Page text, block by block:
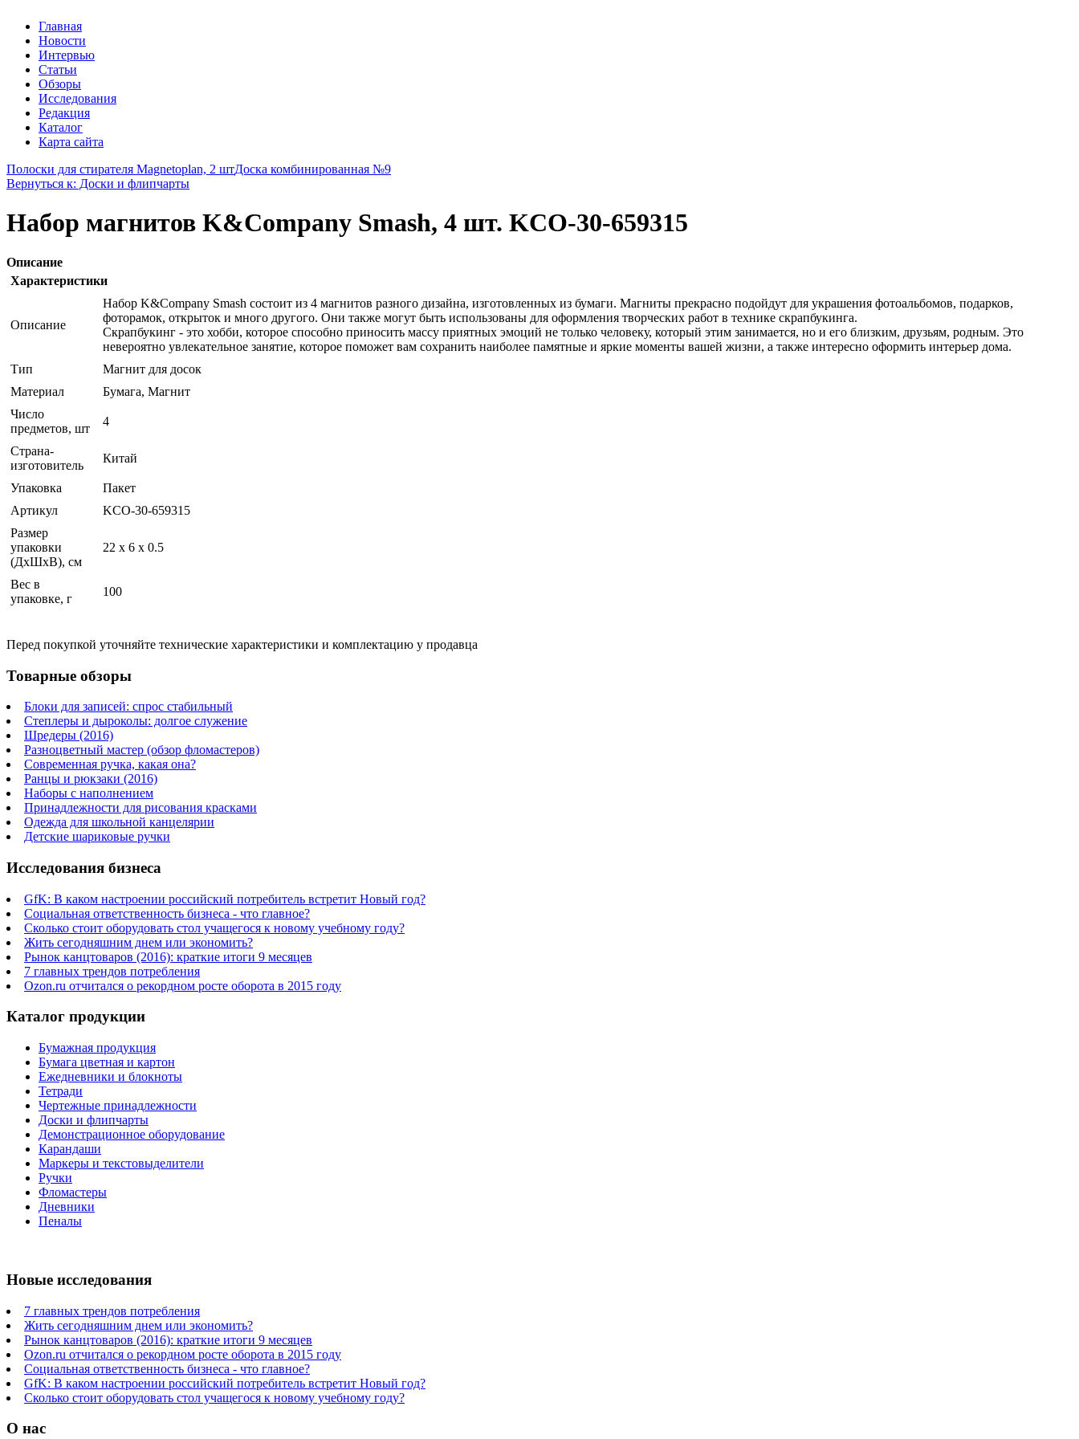
Главная
Новости
Интервью
Статьи
Обзоры
Исследования
Редакция
Каталог
Карта сайта
Полоски для стирателя Magnetoplan, 2 штДоска комбинированная №9
Вернуться к: Доски и флипчарты
Набор магнитов K&Company Smash, 4 шт. KCO-30-659315
Описание
Характеристики
Описание
Набор K&Company Smash состоит из 4 магнитов разного дизайна, изготовленных из бумаги. Магниты прекрасно подойдут для украшения фотоальбомов, подарков,
фоторамок, открыток и много другого. Они также могут быть использованы для оформления творческих работ в технике скрапбукинга.
Скрапбукинг - это хобби, которое способно приносить массу приятных эмоций не только человеку, который этим занимается, но и его близким, друзьям, родным. Это
невероятно увлекательное занятие, которое поможет вам сохранить наиболее памятные и яркие моменты вашей жизни, а также интересно оформить интерьер дома.
Тип
Магнит для досок
Материал
Бумага, Магнит
Число
предметов, шт
4
Страна-
изготовитель
Китай
Упаковка
Пакет
Артикул
KCO-30-659315
Размер
упаковки
(ДхШхВ), см
22 x 6 x 0.5
Вес в
упаковке, г
100
Перед покупкой уточняйте технические характеристики и комплектацию у продавца
Товарные обзоры
Блоки для записей: спрос стабильный
Степлеры и дыроколы: долгое служение
Шредеры (2016)
Разноцветный мастер (обзор фломастеров)
Современная ручка, какая она?
Ранцы и рюкзаки (2016)
Наборы с наполнением
Принадлежности для рисования красками
Одежда для школьной канцелярии
Детские шариковые ручки
Исследования бизнеса
GfK: В каком настроении российский потребитель встретит Новый год?
Социальная ответственность бизнеса - что главное?
Сколько стоит оборудовать стол учащегося к новому учебному году?
Жить сегодняшним днем или экономить?
Рынок канцтоваров (2016): краткие итоги 9 месяцев
7 главных трендов потребления
Ozon.ru отчитался о рекордном росте оборота в 2015 году
Каталог продукции
Бумажная продукция
Бумага цветная и картон
Ежедневники и блокноты
Тетради
Чертежные принадлежности
Доски и флипчарты
Демонстрационное оборудование
Карандаши
Маркеры и текстовыделители
Ручки
Фломастеры
Дневники
Пеналы
Новые исследования
7 главных трендов потребления
Жить сегодняшним днем или экономить?
Рынок канцтоваров (2016): краткие итоги 9 месяцев
Ozon.ru отчитался о рекордном росте оборота в 2015 году
Социальная ответственность бизнеса - что главное?
GfK: В каком настроении российский потребитель встретит Новый год?
Сколько стоит оборудовать стол учащегося к новому учебному году?
О нас